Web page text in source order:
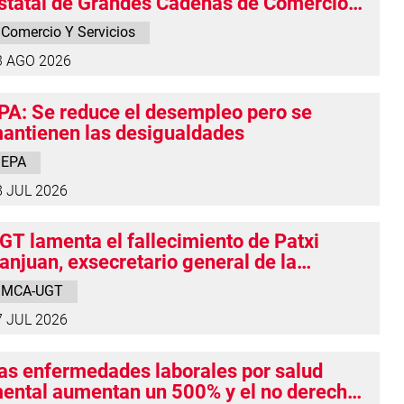
y Calzado supone un recorte de
y anuncia que defenderá las
de las personas trabajadoras
Comercio Y Servicios
AGO 2026
Se reduce el desempleo pero se
las desigualdades
EPA
JUL 2026
lamenta el fallecimiento de Patxi
exsecretario general de la
del Metal en Navarra
MCA-UGT
JUL 2026
enfermedades laborales por salud
aumentan un 500% y el no derecho